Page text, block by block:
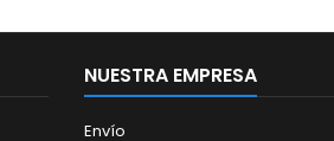
NUESTRA EMPRESA
Envío